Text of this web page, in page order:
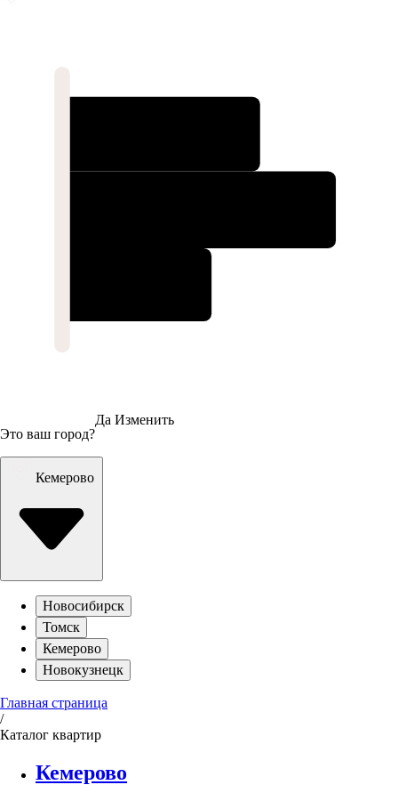
Это ваш город?
Да Изменить
Кемерово
Новосибирск
Томск
Кемерово
Новокузнецк
Главная страница
/
Каталог квартир
Кемерово